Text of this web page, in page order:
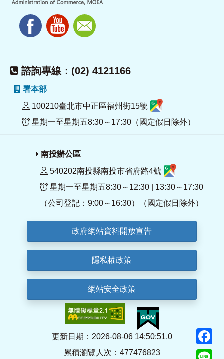
諮詢專線：(02) 4121166
署本部
100210臺北市中正區福州街15號
星期一至星期五8:30～17:30（國定假日除外）
南投辦公區
540202南投縣南投市省府路4號
星期一至星期五8:30～12:30 | 13:30～17:30
（公司登記：9:00～16:30）（國定假日除外）
政府網站資料開放宣告
隱私權政策
網站安全政策
更新日期：2026-08-06 14:50:51.0
累積瀏覽人次：477476823